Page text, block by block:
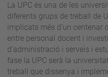
La UPC és una de les
diferents grups de treball de
implicats més d’un centenar
entre personal docent i
d’administració i serveis i
fase la UPC serà la
treball que dissenya i